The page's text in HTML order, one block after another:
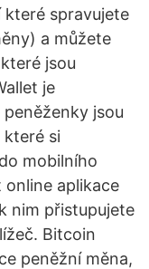
které spravujete
a můžete
jsou
je
jsou
které si
mobilního
aplikace
nim přistupujete
Bitcoin
peněžní měna,